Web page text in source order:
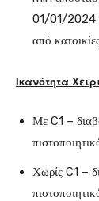
01/01/2024 η
από
Ικανότητα
Με C1 –
Χωρίς C1 –